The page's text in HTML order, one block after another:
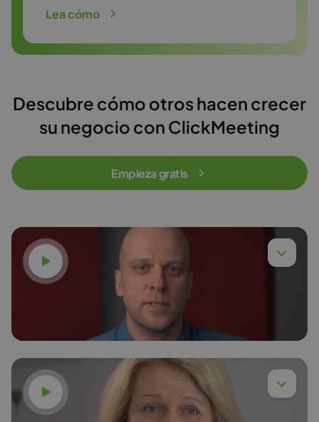
Lea cómo
Descubre cómo otros hacen crecer
su negocio con ClickMeeting
Empieza gratis
Ver vídeo
Ver vídeo